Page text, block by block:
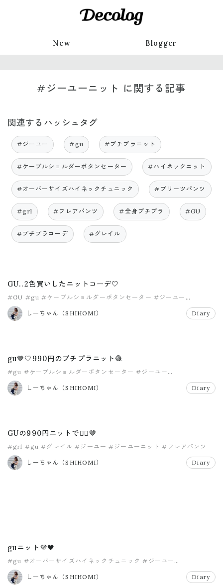
New Blogger
#ジーユーニット に関する記事
関連するハッシュタグ
#ジーユー #gu #プチプラニット
#ケーブルショルダーボタンセーター #ハイネックニット
#オーバーサイズハイネックチュニック #プリーツパンツ
#grl #フレアパンツ #全身プチプラ #GU
#プチプラコーデ #グレイル
GU..2色買いしたニットコーデ🤍
#GU #gu #ケーブルショルダーボタンセーター #ジーユー
#ジーユーニット
しーちゃん（SHIHOMI）
Diary
gu🤎🤍990円のプチプラニット🧶
#gu #ケーブルショルダーボタンセーター #ジーユー
#ジーユーニット
しーちゃん（SHIHOMI）
Diary
GUの990円ニットで💁‍♀️🤎
#grl #gu #グレイル #ジーユー #ジーユーニット #フレアパンツ
しーちゃん（SHIHOMI） Diary
guニット💜🖤
#gu #オーバーサイズハイネックチュニック #ジーユー
#ジーユーニット
しーちゃん（SHIHOMI）
Diary